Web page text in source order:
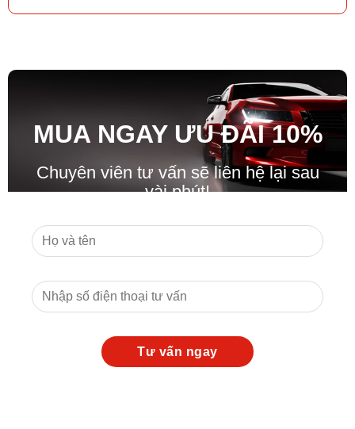
MUA NGAY ƯU ĐÃI10%
Chuyên viên tư vấn sẽ liên hệ lại sau
vài phút!